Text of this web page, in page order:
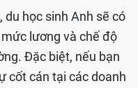
du học sinh Anh sẽ có
lương và chế độ
Đặc biệt, nếu bạn
cốt cán tại các doanh